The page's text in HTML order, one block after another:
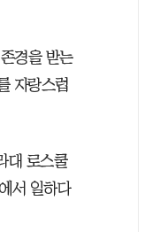
경을 받는
자랑스럽
대 로스쿨
서 일하다